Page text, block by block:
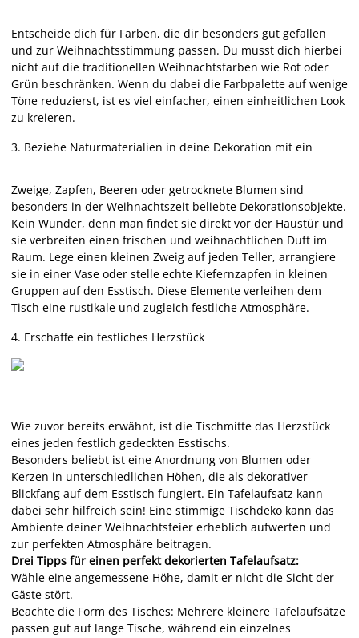
Entscheide dich für Farben, die dir besonders gut gefallen
und zur Weihnachtsstimmung passen. Du musst dich hierbei
nicht auf die traditionellen Weihnachtsfarben wie Rot oder
Grün beschränken. Wenn du dabei die Farbpalette auf wenige
Töne reduzierst, ist es viel einfacher, einen einheitlichen Look
zu kreieren.
3. Beziehe Naturmaterialien in deine Dekoration mit ein
Zweige, Zapfen, Beeren oder getrocknete Blumen sind
besonders in der Weihnachtszeit beliebte Dekorationsobjekte.
Kein Wunder, denn man findet sie direkt vor der Haustür und
sie verbreiten einen frischen und weihnachtlichen Duft im
Raum. Lege einen kleinen Zweig auf jeden Teller, arrangiere
sie in einer Vase oder stelle echte Kiefernzapfen in kleinen
Gruppen auf den Esstisch. Diese Elemente verleihen dem
Tisch eine rustikale und zugleich festliche Atmosphäre.
4. Erschaffe ein festliches Herzstück
Wie zuvor bereits erwähnt, ist die Tischmitte das Herzstück
eines jeden festlich gedeckten Esstischs.
Besonders beliebt ist eine Anordnung von Blumen oder
Kerzen in unterschiedlichen Höhen, die als dekorativer
Blickfang auf dem Esstisch fungiert. Ein Tafelaufsatz kann
dabei sehr hilfreich sein! Eine stimmige Tischdeko kann das
Ambiente deiner Weihnachtsfeier erheblich aufwerten und
zur perfekten Atmosphäre beitragen.
Drei Tipps für einen perfekt dekorierten Tafelaufsatz:
Wähle eine angemessene Höhe, damit er nicht die Sicht der
Gäste stört.
Beachte die Form des Tisches: Mehrere kleinere Tafelaufsätze
passen gut auf lange Tische, während ein einzelnes